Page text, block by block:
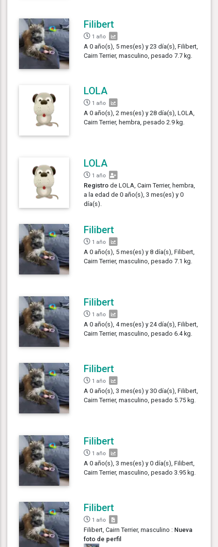
Filibert
1 año
A 0 año(s), 5 mes(es) y 23 día(s), Filibert,
Cairn Terrier, masculino, pesado 7.7 kg.
LOLA
1 año
A 0 año(s), 2 mes(es) y 28 día(s), LOLA,
Cairn Terrier, hembra, pesado 2.9 kg.
LOLA
1 año
Registro de LOLA, Cairn Terrier, hembra,
a la edad de 0 año(s), 3 mes(es) y 0
día(s).
Filibert
1 año
A 0 año(s), 5 mes(es) y 8 día(s), Filibert,
Cairn Terrier, masculino, pesado 7.1 kg.
Filibert
1 año
A 0 año(s), 4 mes(es) y 24 día(s), Filibert,
Cairn Terrier, masculino, pesado 6.4 kg.
Filibert
1 año
A 0 año(s), 3 mes(es) y 30 día(s), Filibert,
Cairn Terrier, masculino, pesado 5.75 kg.
Filibert
1 año
A 0 año(s), 3 mes(es) y 0 día(s), Filibert,
Cairn Terrier, masculino, pesado 3.95 kg.
Filibert
1 año
Filibert, Cairn Terrier, masculino : Nueva
foto de perfil